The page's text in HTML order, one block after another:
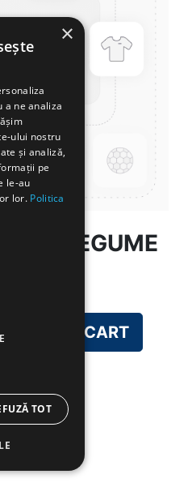
CU LEGUME
ADD TO CART
×
a ne analiza
ului nostru
și analiză,
pe
le-au
lor. Politica
TOT